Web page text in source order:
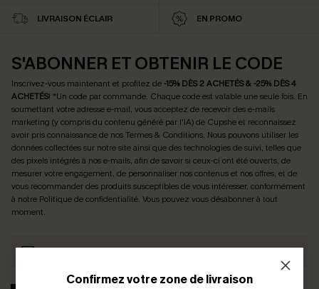
Confirmez votre zone de livraison
LIVRAISON ÉCLAIR EN PROMO
S'ABONNER ET OBTENIR LE CODE
Inscrivez-vous maintenant et profitez de -15% DÈS 2 ACHETÉS & -25% DÈS 4
ACHETÉS! *Un code par commande. Chaque code est valable une seule fois. En
soumettant votre adresse e-mail, vous acceptez de recevoir des e-mails
marketing (y compris du contenu généré par l'IA) de Cupshe et reconnaissez
avoir pris connaissance de nosTermes & Conditions. Nous pouvons utiliser les
données collectées sur notre site ainsi que des technologies de suivi, telles que
des pixels intégrés à nos e-mails, afin de savoir si ceux-ci ont été ouverts, de
mesurer votre engagement, de personnaliser nos contenus et nos offres, et de
vous recommander des produits susceptibles de vous intéresser, conformément
à notre Politique de confidentialité. Vous pouvez vous désabonner à tout
moment.